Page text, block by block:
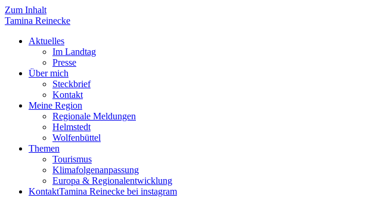
Zum Inhalt
Tamina Reinecke
Aktuelles
Im Landtag
Presse
Über mich
Steckbrief
Kontakt
Meine Region
Regionale Meldungen
Helmstedt
Wolfenbüttel
Themen
Tourismus
Klimafolgenanpassung
Europa & Regionalentwicklung
KontaktTamina Reinecke bei instagram